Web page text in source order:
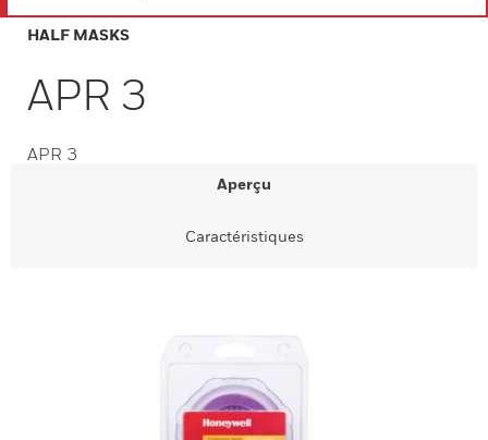
HALF MASKS
APR 3
APR 3
Aperçu
Caractéristiques